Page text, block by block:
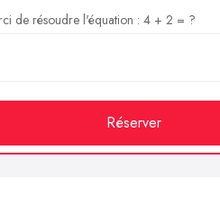
de résoudre l'équation : 4 + 2 = ?
Réserver